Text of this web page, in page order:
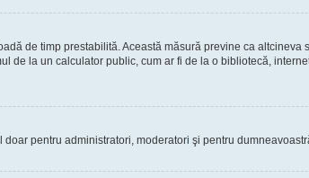
de timp prestabilită. Această măsură previne ca
de la un calculator public, cum ar fi de la o bibliotecă,
doar pentru administratori, moderatori şi pentru